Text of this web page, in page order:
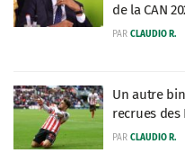
de la CAN
PAR CLAUDIO R.
Un autre
recrues des
PAR CLAUDIO R.